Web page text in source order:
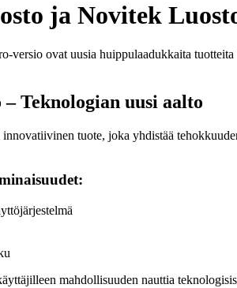
ja Novitek
versio ovat uusia huippulaadukkaita
Teknologian uusi aalto
innovatiivinen tuote, joka yhdistää
mahdollisuuden nauttia